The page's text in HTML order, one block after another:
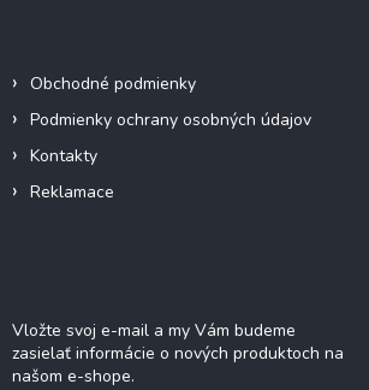
Obchodné podmienky
Podmienky ochrany osobných údajov
Kontakty
Reklamace
Vložte svoj e-mail a my Vám budeme
zasielať informácie o nových produktoch na
našom e-shope.